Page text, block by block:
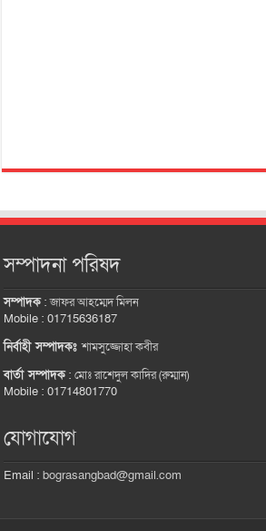
সম্পাদনা পরিষদ
সম্পাদক:জাফর আহম্মেদ মিলন
Mobile : 01715636187
নির্বাহী সম্পাদকঃশামসুজ্জোহা কবীর
বার্তা সম্পাদক:মোঃ রাশেদুল কাদির (রুম্মান)
Mobile : 01714801770
যোগাযোগ
Email :bograsangbad@gmail.com